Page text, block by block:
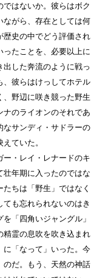
はないか。彼らはボク
ながら、存在としては何
歴史の中でどう評価され
ったことを、必要以上に
した奔流のように戦っ
、彼らはけっしてホテル
野辺に咲き競った野生
のライオンのそれであ
なサンディ・サドラーの
ていた。
・レイ・レナードのキ
壮年期に入ったのではな
ちは「野生」ではなく
も忘れられないのはき
「四角いジャングル」
精霊の息吹を吹き込まれ
に「なって」いった。今
のだ。もう、天然の神話